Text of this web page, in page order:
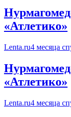
«Атлетико»
Lenta.ru4 месяца
«Атлетико»
Lenta.ru4 месяца